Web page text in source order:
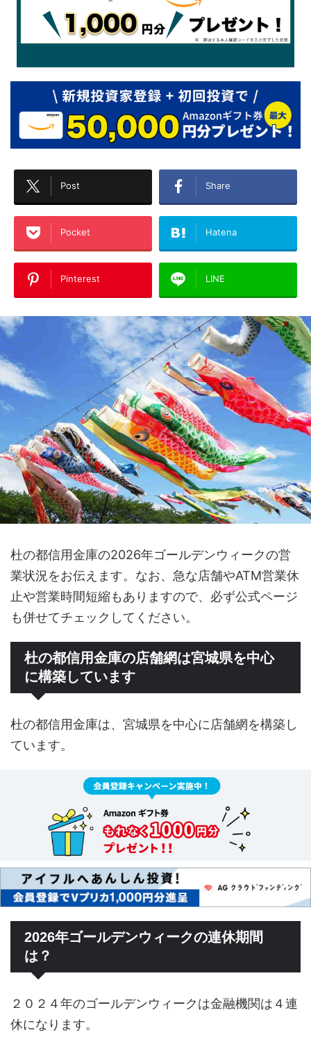
Post Share
Pocket Hatena
Pinterest LINE
杜の都信用金庫の2026年ゴールデンウィークの営
業状況をお伝えます。なお、急な店舗やATM営業休
止や営業時間短縮もありますので、必ず公式ページ
も併せてチェックしてください。
杜の都信用金庫の店舗網は宮城県を中心
に構築しています
杜の都信用金庫は、宮城県を中心に店舗網を構築し
ています。
2026年ゴールデンウィークの連休期間
は？
２０２４年のゴールデンウィークは金融機関は４連
休になります。